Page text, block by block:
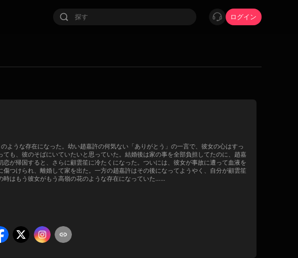
ログイン
ような存在になった。幼い趙嘉許の何気ない「ありがとう」の一言で、彼女の心はすっ
も、彼のそばにいていたいと思っていた。結婚後は家の事を全部負担してたのに、趙嘉
が帰国すると、さらに顧雲笙に冷たくになった。ついには、彼女が事故に遭って血液を
つけられ、離婚して家を出た。一方の趙嘉許はその後になってようやく、自分が顧雲笙
時はもう彼女がもう高嶺の花のような存在になっていた……